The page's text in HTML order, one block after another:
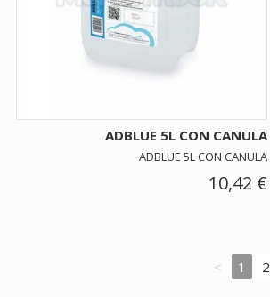
ADBLUE 5L CON CANULA
ADBLUE 5L CON CANULA
10,42 €
< 1 2